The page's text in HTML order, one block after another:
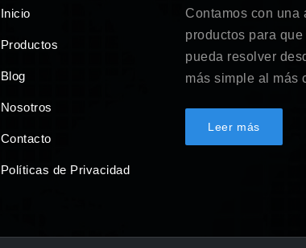
Inicio
Productos
Blog
Nosotros
Contacto
Políticas de Privacidad
Contamos con una
productos para
pueda resolver
más simple al más
Leer más